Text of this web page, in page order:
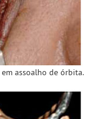
assoalho de órbita.